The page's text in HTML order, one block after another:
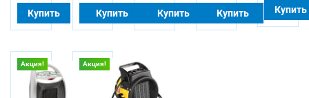
Купить Купить Купить Купить Купить
Акция! Акция!